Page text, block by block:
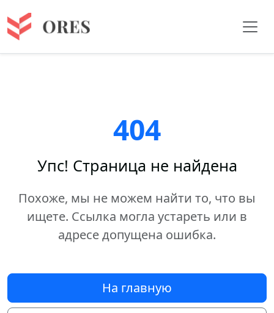
404
Упс! Страница не найдена
Похоже, мы не можем найти то, что вы
ищете. Ссылка могла устареть или в
адресе допущена ошибка.
На главную